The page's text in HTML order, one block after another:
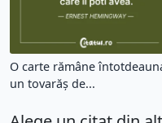
O carte rămâne
un tovarăș de...